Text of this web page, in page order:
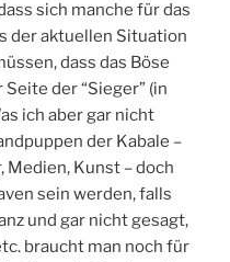
sich manche für das
der aktuellen Situation
dass das Böse
der “Sieger” (in
ich aber gar nicht
der Kabale –
Medien, Kunst – doch
sein werden, falls
und gar nicht gesagt,
braucht man noch für